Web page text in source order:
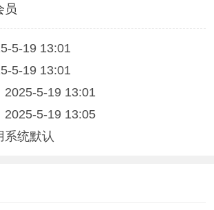
员
5-19 13:01
5-19 13:01
2025-5-19 13:01
2025-5-19 13:05
系统默认